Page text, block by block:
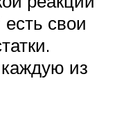
свои
из